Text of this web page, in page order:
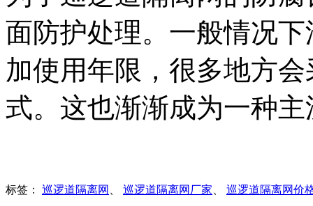
面防护处理。一般情况
加使用年限，很多地方
式。这也渐渐成为一种
标签： 巡逻道隔离网 、 巡逻道隔离网厂家、 巡逻道隔离网价